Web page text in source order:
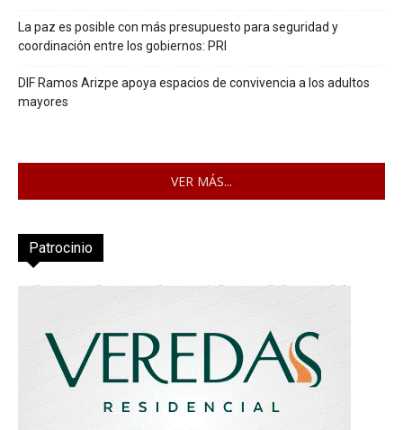
La paz es posible con más presupuesto para seguridad y
coordinación entre los gobiernos: PRI
DIF Ramos Arizpe apoya espacios de convivencia a los adultos
mayores
VER MÁS...
Patrocinio